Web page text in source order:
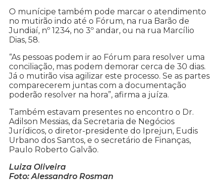
O munícipe também pode marcar o atendimento
no mutirão indo até o Fórum, na rua Barão de
Jundiaí, nº 1234, no 3º andar, ou na rua Marcílio
Dias, 58.
“As pessoas podem ir ao Fórum para resolver uma
conciliação, mas podem demorar cerca de 30 dias.
Já o mutirão visa agilizar este processo. Se as partes
comparecerem juntas com a documentação
poderão resolver na hora”, afirma a juíza.
Também estavam presentes no encontro o Dr.
Adilson Messias, da Secretaria de Negócios
Jurídicos, o diretor-presidente do Iprejun, Eudis
Urbano dos Santos, e o secretário de Finanças,
Paulo Roberto Galvão.
Luiza Oliveira
Foto: Alessandro Rosman